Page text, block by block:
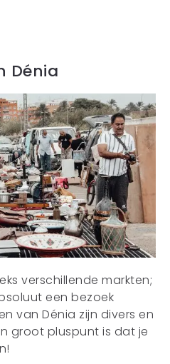
Dénia
verschillende markten;
een bezoek
van Dénia zijn divers en
groot pluspunt is dat je